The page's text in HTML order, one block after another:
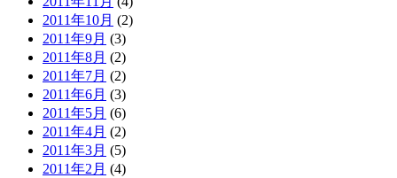
2011年10月 (2)
2011年9月 (3)
2011年8月 (2)
2011年7月 (2)
2011年6月 (3)
2011年5月 (6)
2011年4月 (2)
2011年3月 (5)
2011年2月 (4)